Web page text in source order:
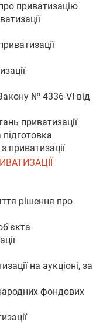
приватизацію
№ 4336-VI від
приватизації
приватизації
рішення про
на аукціоні, за
фондових